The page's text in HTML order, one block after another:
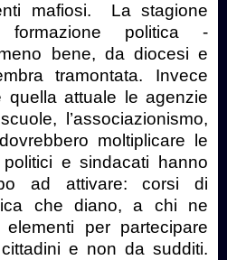
mafiosi.
La stagione
politica -
bene, da diocesi e
tramontata. Invece
quella attuale le agenzie
l’associazionismo,
moltiplicare le
e sindacati hanno
ad attivare: corsi di
che diano, a chi ne
per partecipare
e non da sudditi.